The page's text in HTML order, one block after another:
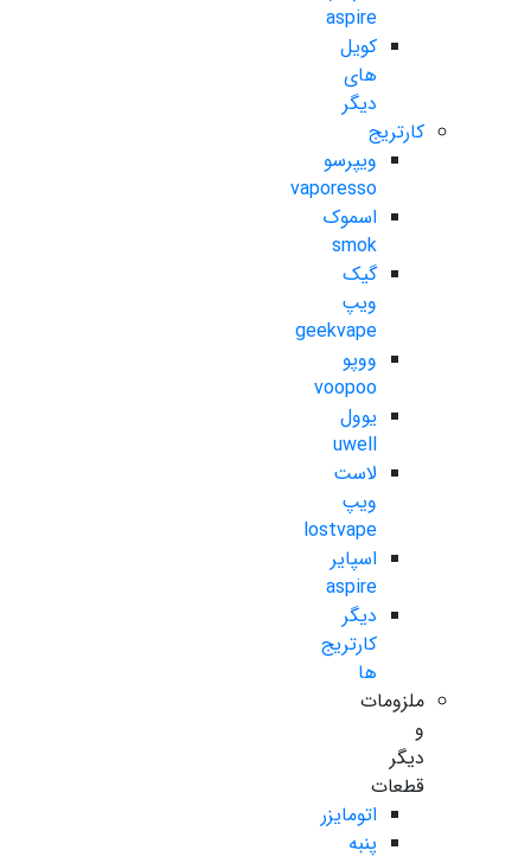
aspire
کویل
های
دیگر
کارتریج
ویپرسو
vaporesso
اسموک
smok
گیک
ویپ
geekvape
ووپو
voopoo
یوول
uwell
لاست
ویپ
lostvape
اسپایر
aspire
دیگر
کارتریج
ها
ملزومات
و
دیگر
قطعات
اتومایزر
پنبه